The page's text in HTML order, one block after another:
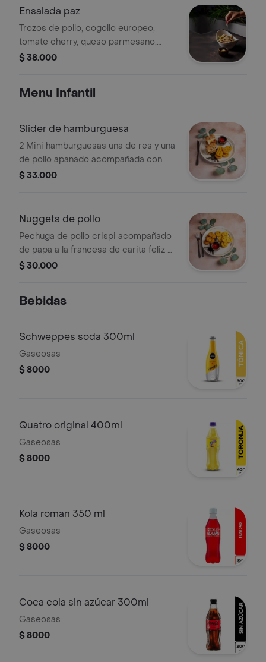
amarilla
Ensalada paz
Trozos de pollo, cogollo europeo,
tomate cherry, queso parmesano,
aderezada con vinagre balsámico y
$ 38.000
Menu Infantil
Slider de hamburguesa
2 Mini hamburguesas una de res y una
de pollo apanado acompañada con
papa a la francesa de carita feliz y
$ 33.000
Nuggets de pollo
Pechuga de pollo crispi acompañado
de papa a la francesa de carita feliz y
bebida agua brisa saborizada
$ 30.000
Bebidas
Schweppes soda 300ml
Gaseosas
$ 8000
Quatro original 400ml
Gaseosas
$ 8000
Kola roman 350 ml
Gaseosas
$ 8000
Coca cola sin azúcar 300ml
Gaseosas
$ 8000